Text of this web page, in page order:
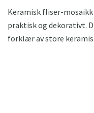
Keramisk fliser-
praktisk og dekorativt.
forklær av store